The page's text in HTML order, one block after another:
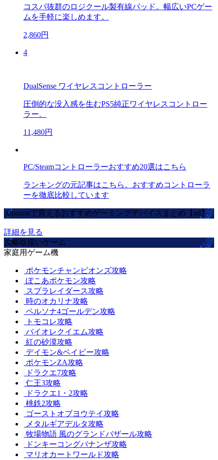
コスパ抜群のロジクール製有線パッド。幅広いPCゲー
ムを手軽に楽しめます。
2,860円
4
DualSense ワイヤレスコントローラー
圧倒的な没入感を生むPS5純正ワイヤレスコントロー
ラー。
11,480円
PC/Steamコントローラーおすすめ20選はこちら
ランキングの元記事はこちら。おすすめコントローラ
ーを徹底比較しています
Amazonで買えるおすすめゲーミングデバイスまとめ【ad】
詳細を見る
攻略取扱いゲーム
家庭用ゲーム機
ポケモンチャンピオンズ攻略
ぽこあポケモン攻略
スプラレイダース攻略
時のオカリナ攻略
ペルソナ4ゴールデン攻略
トモコレ攻略
バイオレクイエム攻略
紅の砂漠攻略
デイモン&ベイビー攻略
ポケモンZA攻略
ドラクエ7攻略
仁王3攻略
ドラクエ1・2攻略
桃鉄2攻略
ゴーストオブヨウテイ攻略
メタルギアデルタ攻略
牧場物語 風のグランドバザール攻略
ドンキーコングバナンザ攻略
マリオカートワールド攻略